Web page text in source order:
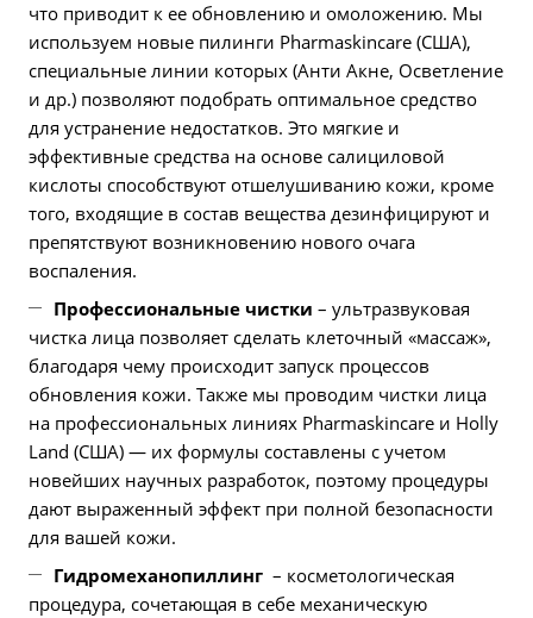
что приводит к ее обновлению и омоложению. Мы
используем новые пилинги Pharmaskincare (США),
специальные линии которых (Анти Акне, Осветление
и др.) позволяют подобрать оптимальное средство
для устранение недостатков. Это мягкие и
эффективные средства на основе салициловой
кислоты способствуют отшелушиванию кожи, кроме
того, входящие в состав вещества дезинфицируют и
препятствуют возникновению нового очага
воспаления.
Профессиональные чистки – ультразвуковая
чистка лица позволяет сделать клеточный «массаж»,
благодаря чему происходит запуск процессов
обновления кожи. Также мы проводим чистки лица
на профессиональных линиях Pharmaskincare и Holly
Land (США) — их формулы составлены с учетом
новейших научных разработок, поэтому процедуры
дают выраженный эффект при полной безопасности
для вашей кожи.
Гидромеханопиллинг – косметологическая
процедура, сочетающая в себе механическую